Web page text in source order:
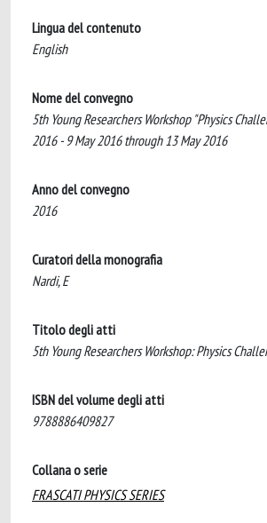
Lingua del contenuto
English
Nome del convegno
5th Young Researchers Workshop "Physics
2016 - 9 May 2016 through 13 May 2016
Anno del convegno
2016
Curatori della monografia
Nardi, E
Titolo degli atti
5th Young Researchers Workshop: Physics
ISBN del volume degli atti
9788886409827
Collana o serie
FRASCATI PHYSICS SERIES